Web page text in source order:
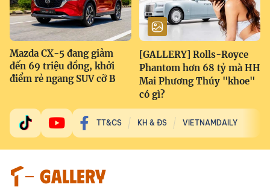
Mazda CX-5 đang giảm
đến 69 triệu đồng, khởi
điểm rẻ ngang SUV cỡ B
[GALLERY] Rolls-Royce
Phantom hơn 68 tỷ mà HH
Mai Phương Thúy "khoe"
có gì?
TT&CS KH & ĐS VIETNAMDAILY
GALLERY